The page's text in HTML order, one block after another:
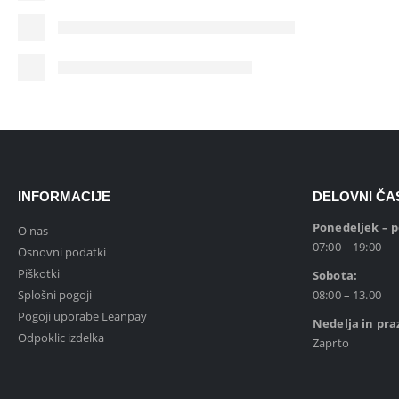
INFORMACIJE
O nas
Osnovni podatki
Piškotki
Splošni pogoji
Pogoji uporabe Leanpay
Odpoklic izdelka
DELOVNI
Ponedeljek –
07:00 – 19:00
Sobota:
08:00 – 13.00
Nedelja in
Zaprto